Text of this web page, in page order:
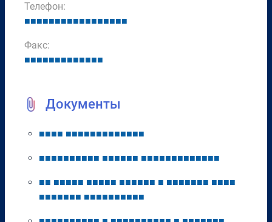
Телефон:
■■■■■■■■■■■■■■■■■
Факс:
■■■■■■■■■■■■■
Документы
■■■■ ■■■■■■■■■■■■■
■■■■■■■■■■ ■■■■■■ ■■■■■■■■■■■■■
■■ ■■■■■ ■■■■■ ■■■■■■ ■ ■■■■■■■ ■■■■
■■■■■■■ ■■■■■■■■■■